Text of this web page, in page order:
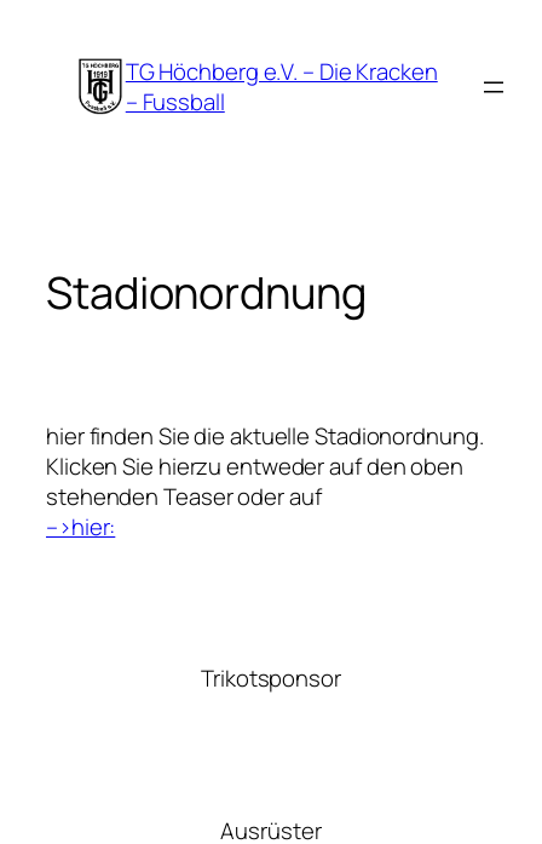
springen
TG Höchberg e.V. – Die Kracken
– Fussball
Stadionordnung
hier finden Sie die aktuelle Stadionordnung.
Klicken Sie hierzu entweder auf den oben
stehenden Teaser oder auf
–>hier:
Trikotsponsor
Ausrüster